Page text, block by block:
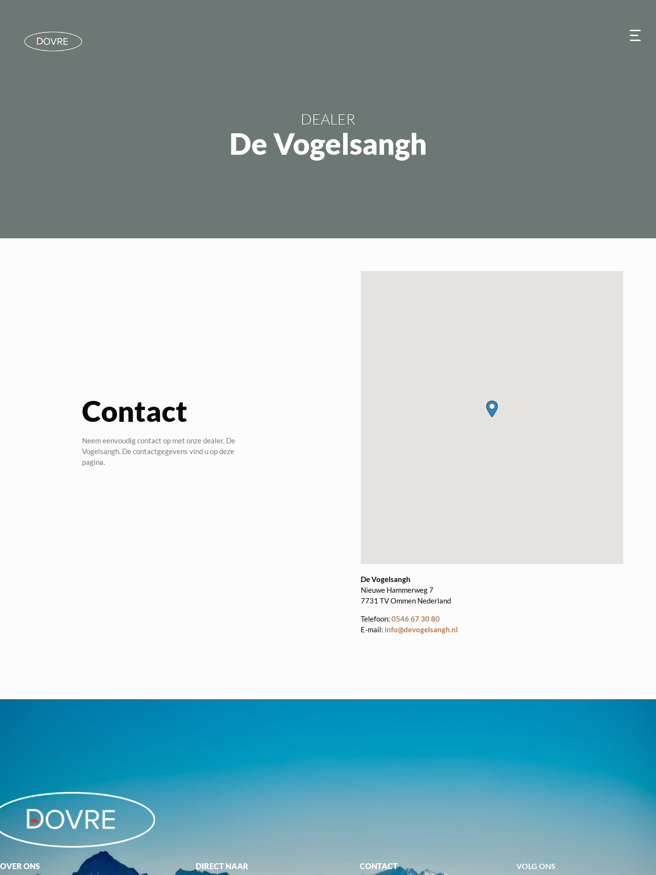
DEALER
De Vogelsangh
Contact
Neem eenvoudig contact op met onze dealer, De
Vogelsangh. De contactgegevens vind u op deze
pagina.
De Vogelsangh
Nieuwe Hammerweg 7
7731 TVOmmen Nederland
Telefoon:0546 67 30 80
E-mail: info@devogelsangh.nl
OVER ONS DIRECT NAAR CONTACT VOLG ONS